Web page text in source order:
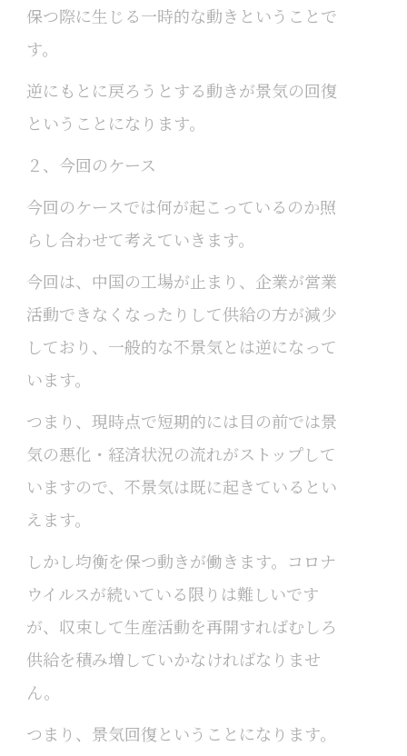
保つ際に生じる一時的な動きということで
す。
逆にもとに戻ろうとする動きが景気の回復
ということになります。
２、今回のケース
今回のケースでは何が起こっているのか照
らし合わせて考えていきます。
今回は、中国の工場が止まり、企業が営業
活動できなくなったりして供給の方が減少
しており、一般的な不景気とは逆になって
います。
つまり、現時点で短期的には目の前では景
気の悪化・経済状況の流れがストップして
いますので、不景気は既に起きているとい
えます。
しかし均衡を保つ動きが働きます。コロナ
ウイルスが続いている限りは難しいです
が、収束して生産活動を再開すればむしろ
供給を積み増していかなければなりませ
ん。
つまり、景気回復ということになります。